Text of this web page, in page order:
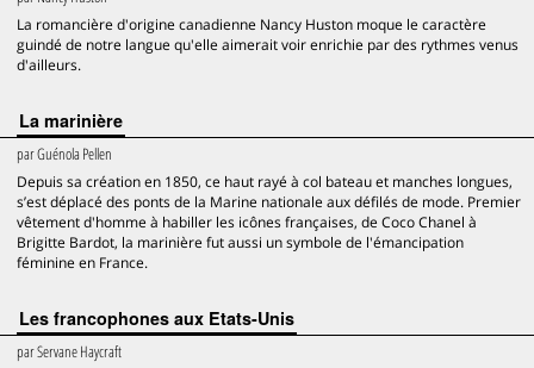
La romancière d'origine canadienne Nancy Huston moque le caractère
guindé de notre langue qu'elle aimerait voir enrichie par des rythmes venus
d'ailleurs.
La marinière
parGuénola Pellen
Depuis sa création en 1850, ce haut rayé à col bateau et manches longues,
s’est déplacé des ponts de la Marine nationale aux défilés de mode. Premier
vêtement d'homme à habiller les icônes françaises, de Coco Chanel à
Brigitte Bardot, la marinière fut aussi un symbole de l'émancipation
féminine en France.
Les francophones aux Etats-Unis
parServane Haycraft